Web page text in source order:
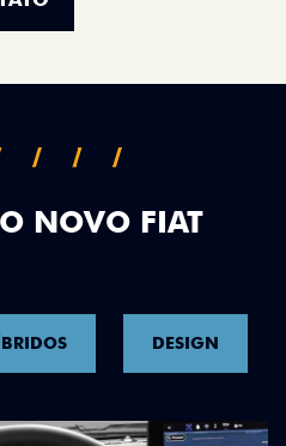
NOVO FIAT
DESIGN